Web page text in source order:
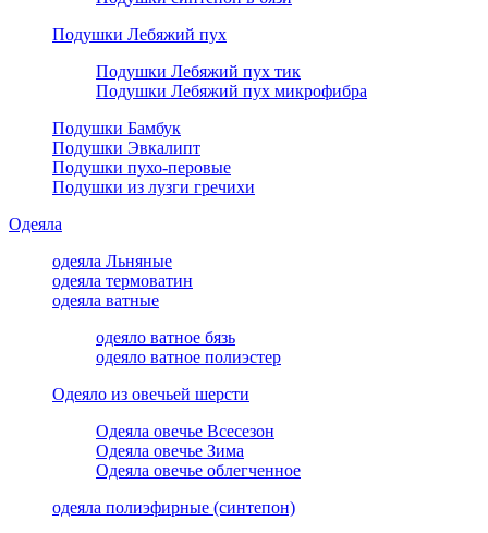
Подушки Лебяжий пух
Подушки Лебяжий пух тик
Подушки Лебяжий пух микрофибра
Подушки Бамбук
Подушки Эвкалипт
Подушки пухо-перовые
Подушки из лузги гречихи
Одеяла
одеяла Льняные
одеяла термоватин
одеяла ватные
одеяло ватное бязь
одеяло ватное полиэстер
Одеяло из овечьей шерсти
Одеяла овечье Всесезон
Одеяла овечье Зима
Одеяла овечье облегченное
одеяла полиэфирные (синтепон)